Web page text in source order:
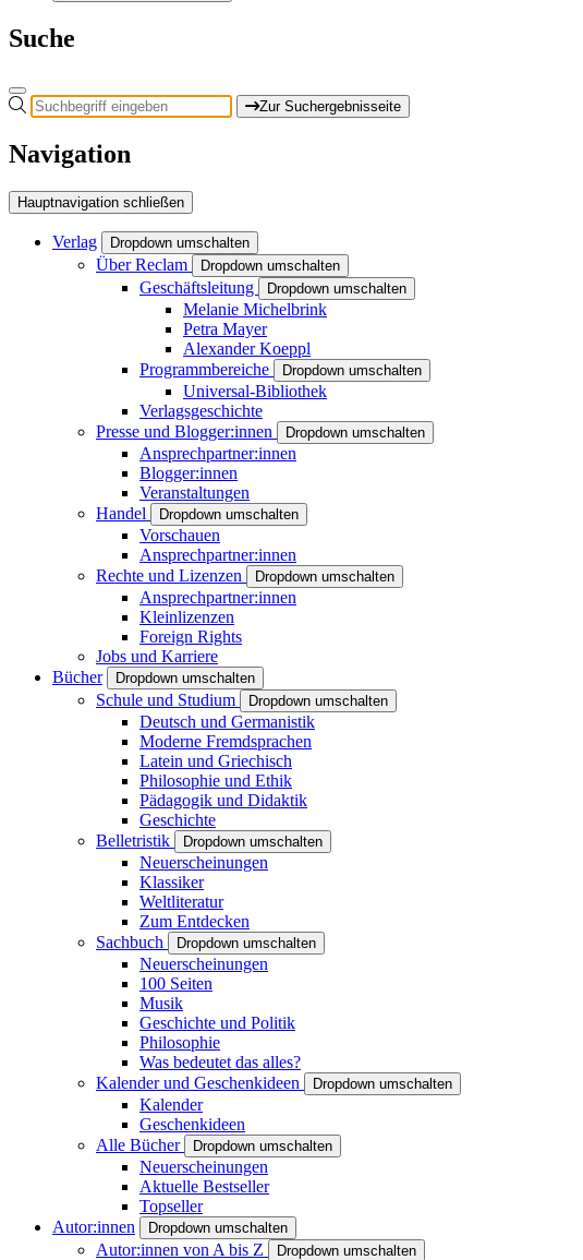
Suche
Zur Suchergebnisseite
Navigation
Hauptnavigation schließen
Verlag Dropdown umschalten
Über Reclam Dropdown umschalten
Geschäftsleitung Dropdown umschalten
Melanie Michelbrink
Petra Mayer
Alexander Koeppl
Programmbereiche
Dropdown umschalten
Universal-Bibliothek
Verlagsgeschichte
Presse und Blogger:innen
Dropdown umschalten
Ansprechpartner:innen
Blogger:innen
Veranstaltungen
Handel
Dropdown umschalten
Vorschauen
Ansprechpartner:innen
Rechte und Lizenzen
Dropdown umschalten
Ansprechpartner:innen
Kleinlizenzen
Foreign Rights
Jobs und Karriere
Bücher
Dropdown umschalten
Schule und Studium Dropdown umschalten
Deutsch und Germanistik
Moderne Fremdsprachen
Latein und Griechisch
Philosophie und Ethik
Pädagogik und Didaktik
Geschichte
Belletristik
Dropdown umschalten
Neuerscheinungen
Klassiker
Weltliteratur
Zum Entdecken
Sachbuch
Dropdown umschalten
Neuerscheinungen
100 Seiten
Musik
Geschichte und Politik
Philosophie
Was bedeutet das alles?
Kalender und Geschenkideen
Dropdown umschalten
Kalender
Geschenkideen
Alle Bücher
Dropdown umschalten
Neuerscheinungen
Aktuelle Bestseller
Topseller
Autor:innen
Dropdown umschalten
Autor:innen von A bis Z Dropdown umschalten